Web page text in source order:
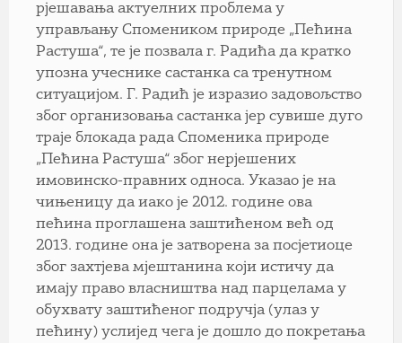
рјешавања актуелних проблема у
управљању Спомеником природе „Пећина
Растуша“, те је позвала г. Радића да кратко
упозна учеснике састанка са тренутном
ситуацијом. Г. Радић је изразио задовољство
због организовања састанка јер сувише дуго
траје блокада рада Споменика природе
„Пећина Растуша“ због нерјешених
имовинско-правних односа. Указао је на
чињеницу да иако је 2012. године ова
пећина проглашена заштићеном већ од
2013. године она је затворена за посјетиоце
због захтјева мјештанина који истичу да
имају право власништва над парцелама у
обухвату заштићеног подручја (улаз у
пећину) услијед чега је дошло до покретања